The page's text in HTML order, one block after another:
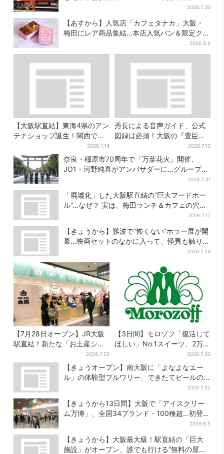
2026.7.30
【あすから】人気店「カフェタナカ」大阪・
梅田にレア商品集結…本店人気パン＆限定クッ
2026.8.6
【大阪駅直結】東海4県のアン
テナショップ誕生！関西では
ここでしか買えない限定グル
メも
2026.7.14
秀長による音声ガイド、公式
図録は必須！大阪の『豊臣兄
弟』展を、より楽しむ方法４
選
2026.7.10
奈良・橿原市70周年で「万葉花火」開催、
JO1・河野純喜がアンバサダーに…グループ楽
2026.7.31
「廃墟化」した大阪駅直結の“巨大フードホー
ル”…なぜ？ 実は、梅田ランチ＆カフェの穴場
2026.7.17
【きょうから】難波で“怖くない”ホラー展が開
幕…映画セットのなかに入って、怪異も触り放
2026.7.24
【7月28日オープン】JR大阪
駅直結！新たな「お土産ショ
ップ」、銘菓バラ売りで地元
民の“おやつ調達”にも
2026.7.29
【3日間】モロゾフ「復活して
ほしい」No.1スイーツ、2万
3865票から選ばれた名作を限
定販売
2026.7.30
【きょうオープン】南大阪に「よなよなエー
ル」の体験型ブルワリー、できたてビールの
2026.7.22
【きょうから13日間】大阪で「アイスクリー
ム万博」、全国34ブランド・100種超…初登場
2026.8.5
【きょうから】大阪最大級！駅直結の「巨大
施設」がオープン、誰でも行ける“無料の屋上